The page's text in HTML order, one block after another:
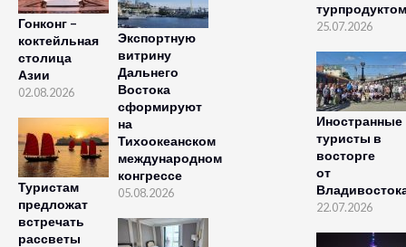
Гонконг –
коктейльная
столица
Азии
02.08.2026
Туристам
предложат
встречать
рассветы
Экспортную
витрину
Дальнего
Востока
сформируют
на
Тихоокеанском
международном
конгрессе
05.08.2026
турпродуктом
25.07.2026
Иностранные
туристы в
восторге
от
22.07.2026